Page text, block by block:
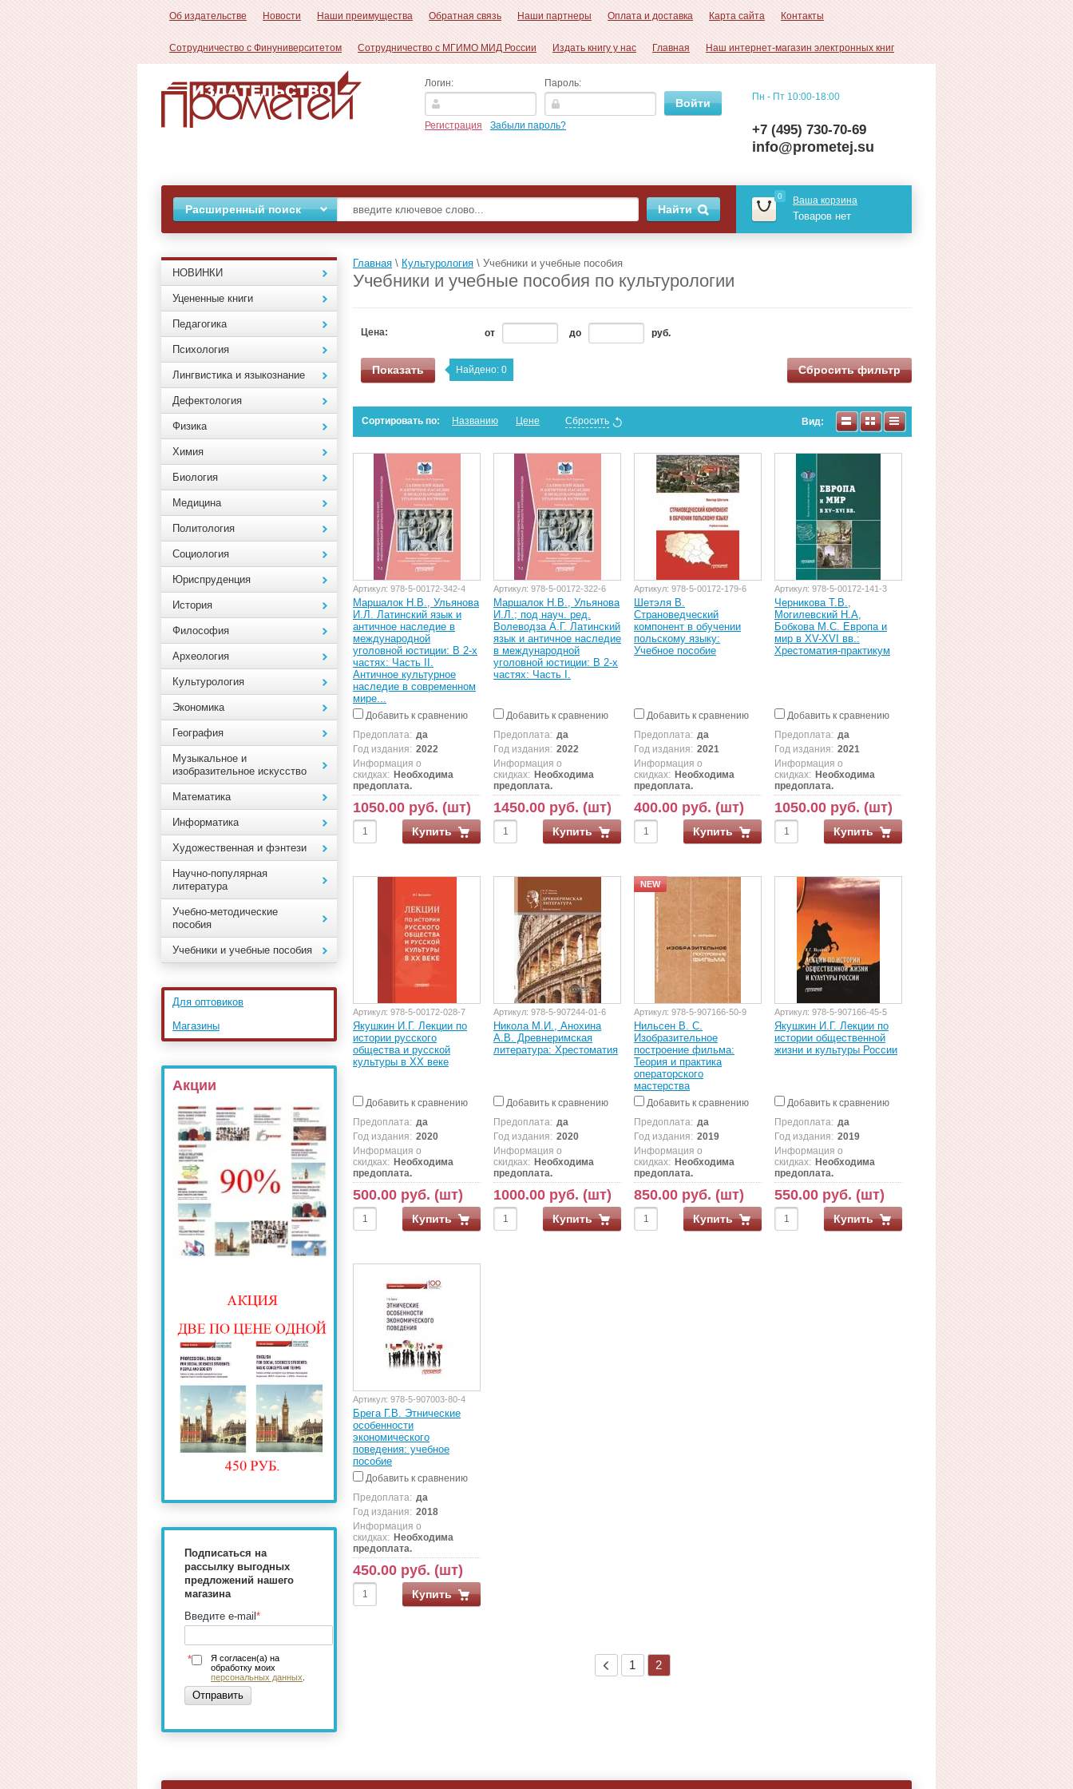
Об издательстве Новости Наши преимущества Обратная связь Наши партнеры Оплата и доставка Карта сайта Контакты
Сотрудничество с Финуниверситетом Сотрудничество с МГИМО МИД России Издать книгу у нас Главная Наш интернет-магазин электронных книг
Логин: Пароль:
Регистрация Забыли пароль?
Пн - Пт 10:00-18:00
+7 (495) 730-70-69
info@prometej.su
Расширенный поиск
0 Ваша корзина
Товаров нет
НОВИНКИ
Уцененные книги
Педагогика
Психология
Лингвистика и языкознание
Дефектология
Физика
Химия
Биология
Медицина
Политология
Социология
Юриспруденция
История
Философия
Археология
Культурология
Экономика
География
Музыкальное и
изобразительное искусство
Математика
Информатика
Художественная и фэнтези
Научно-популярная
литература
Учебно-методические
пособия
Учебники и учебные пособия
Для оптовиков
Магазины
Акции
Подписаться на
рассылку выгодных
предложений нашего
магазина
Введите e-mail *
Я согласен(а) на
обработку моих
персональных данных
*
Отправить
Главная \ Культурология \ Учебники и учебные пособия
Учебники и учебные пособия по культурологии
Цена: от до руб.
Показать Найдено: 0 Сбросить фильтр
Сортировать по: Названию Цене Сбросить Вид:
Артикул: 978-5-00172-342-4
Маршалок Н.В., Ульянова
И.Л. Латинский язык и
античное наследие в
международной
уголовной юстиции: В 2-х
частях: Часть II.
Античное культурное
наследие в современном
мире...
Добавить к сравнению
Предоплата: да
Год издания: 2022
Информация о
скидках: Необходима
предоплата.
1050.00 руб. (шт)
Купить
Артикул: 978-5-00172-322-6
Маршалок Н.В., Ульянова
И.Л.; под науч. ред.
Волеводза А.Г. Латинский
язык и античное наследие
в международной
уголовной юстиции: В 2-х
частях: Часть I.
Добавить к сравнению
Предоплата: да
Год издания: 2022
Информация о
скидках: Необходима
предоплата.
1450.00 руб. (шт)
Купить
Артикул: 978-5-00172-179-6
Шетэля В.
Страноведческий
компонент в обучении
польскому языку:
Учебное пособие
Добавить к сравнению
Предоплата: да
Год издания: 2021
Информация о
скидках: Необходима
предоплата.
400.00 руб. (шт)
Купить
Артикул: 978-5-00172-141-3
Черникова Т.В.,
Могилевский Н.А,
Бобкова М.С. Европа и
мир в XV-XVI вв.:
Хрестоматия-практикум
Добавить к сравнению
Предоплата: да
Год издания: 2021
Информация о
скидках: Необходима
предоплата.
1050.00 руб. (шт)
Купить
Артикул: 978-5-00172-028-7
Якушкин И.Г. Лекции по
истории русского
общества и русской
культуры в ХХ веке
Добавить к сравнению
Предоплата: да
Год издания: 2020
Информация о
скидках: Необходима
предоплата.
500.00 руб. (шт)
Купить
Артикул: 978-5-907244-01-6
Никола М.И., Анохина
А.В. Древнеримская
литература: Хрестоматия
Добавить к сравнению
Предоплата: да
Год издания: 2020
Информация о
скидках: Необходима
предоплата.
1000.00 руб. (шт)
Купить
NEW
Артикул: 978-5-907166-50-9
Нильсен В. С.
Изобразительное
построение фильма:
Теория и практика
операторского
мастерства
Добавить к сравнению
Предоплата: да
Год издания: 2019
Информация о
скидках: Необходима
предоплата.
850.00 руб. (шт)
Купить
Артикул: 978-5-907166-45-5
Якушкин И.Г. Лекции по
истории общественной
жизни и культуры России
Добавить к сравнению
Предоплата: да
Год издания: 2019
Информация о
скидках: Необходима
предоплата.
550.00 руб. (шт)
Купить
Артикул: 978-5-907003-80-4
Брега Г.В. Этнические
особенности
экономического
поведения: учебное
пособие
Добавить к сравнению
Предоплата: да
Год издания: 2018
Информация о
скидках: Необходима
предоплата.
450.00 руб. (шт)
Купить
1 2